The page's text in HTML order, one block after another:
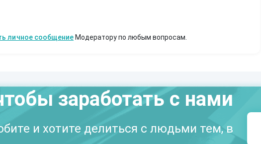
личное сообщениеМодератору по любым вопросам.
заработать с нами
и хотите делиться с людьми тем, в